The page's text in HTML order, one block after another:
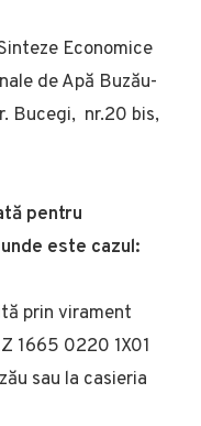
Economice
de Apă Buzău-
Bucegi, nr.20 bis,
pentru
este cazul:
prin virament
1665 0220 1X01
sau la casieria